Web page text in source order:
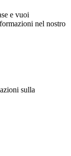
e vuoi
nel nostro
sulla